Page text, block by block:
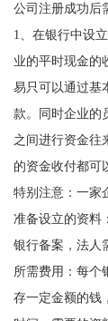
公司注册成功
1、在银行中设
业的平时现金的
易只可以通过基
款。同时企业的
之间进行资金往
的资金收付都
特别注意：一家
准备设立的资料
银行备案，法
所需费用：每个
存一定金额的钱